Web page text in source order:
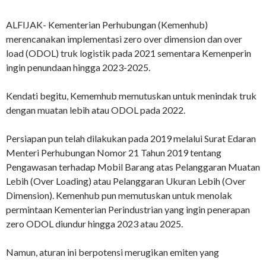
ALFIJAK- Kementerian Perhubungan (Kemenhub)
merencanakan implementasi zero over dimension dan over
load (ODOL) truk logistik pada 2021 sementara Kemenperin
ingin penundaan hingga 2023-2025.
Kendati begitu, Kememhub memutuskan untuk menindak truk
dengan muatan lebih atau ODOL pada 2022.
Persiapan pun telah dilakukan pada 2019 melalui Surat Edaran
Menteri Perhubungan Nomor 21 Tahun 2019 tentang
Pengawasan terhadap Mobil Barang atas Pelanggaran Muatan
Lebih (Over Loading) atau Pelanggaran Ukuran Lebih (Over
Dimension). Kemenhub pun memutuskan untuk menolak
permintaan Kementerian Perindustrian yang ingin penerapan
zero ODOL diundur hingga 2023 atau 2025.
Namun, aturan ini berpotensi merugikan emiten yang